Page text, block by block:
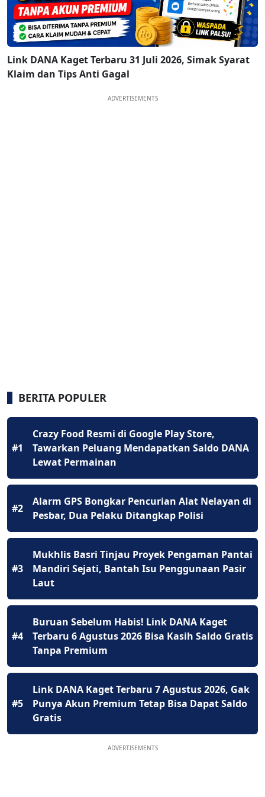
Link DANA Kaget Terbaru 31 Juli 2026, Simak Syarat
Klaim dan Tips Anti Gagal
ADVERTISEMENTS
BERITA POPULER
#1
Crazy Food Resmi di Google Play Store,
Tawarkan Peluang Mendapatkan Saldo DANA
Lewat Permainan
#2
Alarm GPS Bongkar Pencurian Alat Nelayan di
Pesbar, Dua Pelaku Ditangkap Polisi
#3
Mukhlis Basri Tinjau Proyek Pengaman Pantai
Mandiri Sejati, Bantah Isu Penggunaan Pasir
Laut
#4
Buruan Sebelum Habis! Link DANA Kaget
Terbaru 6 Agustus 2026 Bisa Kasih Saldo Gratis
Tanpa Premium
#5
Link DANA Kaget Terbaru 7 Agustus 2026, Gak
Punya Akun Premium Tetap Bisa Dapat Saldo
Gratis
ADVERTISEMENTS